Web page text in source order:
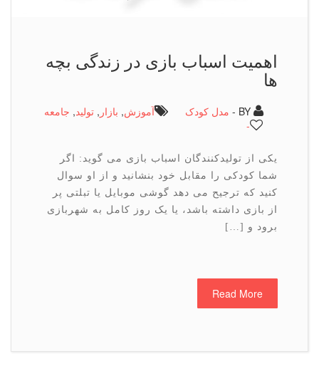
اهمیت اسباب بازی در زندگی بچه
مدل کودک آموزش,بازار ,تولید,جامعه
یکی از تولیدکنندگان اسباب بازی می گوید: اگر
شما کودکی را مقابل خود بنشانید و از او سوال
کنید که ترجیح می دهد گوشی موبایل یا تبلتی پر
از بازی داشته باشد، یا یک روز کامل به شهربازی
برود و […]
Read More